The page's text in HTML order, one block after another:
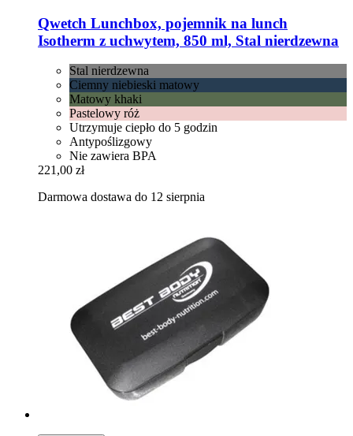
Qwetch Lunchbox, pojemnik na lunch
Isotherm z uchwytem, ​​850 ml, Stal nierdzewna
Stal nierdzewna
Ciemny niebieski matowy
Matowy khaki
Pastelowy róż
Utrzymuje ciepło do 5 godzin
Antypoślizgowy
Nie zawiera BPA
221,00 zł
Darmowa dostawa do 12 sierpnia